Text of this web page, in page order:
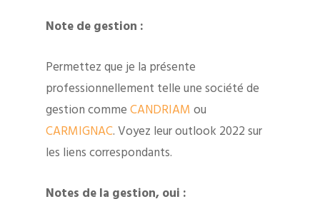
Note de gestion :
Permettez que je la présente
professionnellement telle une société de
gestion commeCANDRIAMou
CARMIGNAC. Voyez leur outlook 2022 sur
les liens correspondants.
Notes de la gestion, oui :